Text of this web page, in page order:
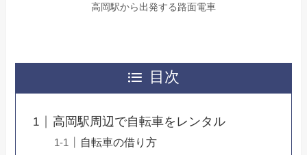
高岡駅から出発する路面電車
目次
高岡駅周辺で自転車をレンタル
自転車の借り方